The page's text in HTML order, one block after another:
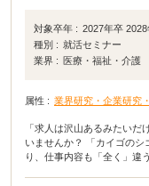
対象卒年 : 2027年卒 2028
種別 : 就活セミナー
業界 :
医療・福祉・介護
属性 : 業界研究・企業研究
「求人は沢山あるみたい
いませんか？ 「カイゴの
り、仕事内容も「全く」違